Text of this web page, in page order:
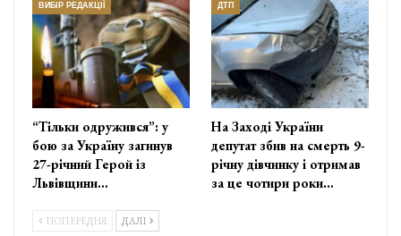
ВИБІР РЕДАКЦІЇ
“Тільки одружився”: у
бою за Україну загинув
27-річний Герой із
Львівщини…
ДТП
На Заході України
депутат збив на смерть 9-
річну дівчинку і отримав
за це чотири роки…
ПОПЕРЕДНЯ ДАЛІ